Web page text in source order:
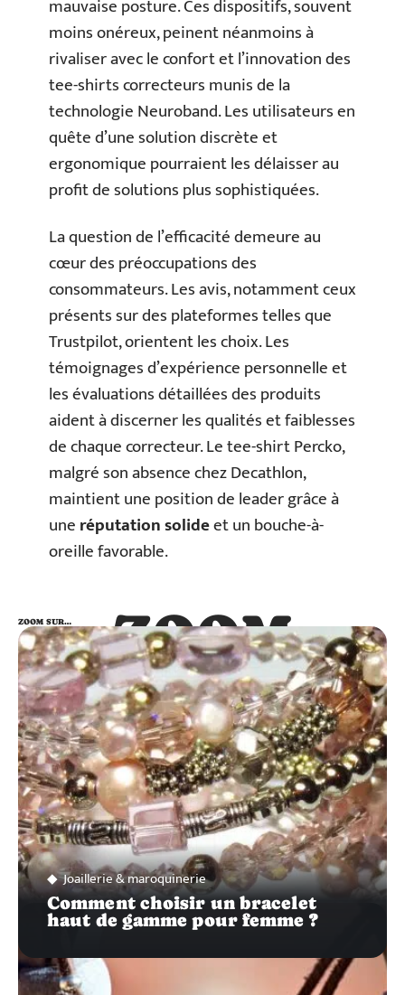
mauvaise posture. Ces dispositifs, souvent
moins onéreux, peinent néanmoins à
rivaliser avec le confort et l’innovation des
tee-shirts correcteurs munis de la
technologie Neuroband. Les utilisateurs en
quête d’une solution discrète et
ergonomique pourraient les délaisser au
profit de solutions plus sophistiquées.
La question de l’efficacité demeure au
cœur des préoccupations des
consommateurs. Les avis, notamment ceux
présents sur des plateformes telles que
Trustpilot, orientent les choix. Les
témoignages d’expérience personnelle et
les évaluations détaillées des produits
aident à discerner les qualités et faiblesses
de chaque correcteur. Le tee-shirt Percko,
malgré son absence chez Decathlon,
maintient une position de leader grâce à
uneréputation solideet un bouche-à-
oreille favorable.
ZOOM
SUR…
ZOOM SUR…
Joaillerie & maroquinerie
Comment choisir un bracelet
haut de gamme pour femme ?